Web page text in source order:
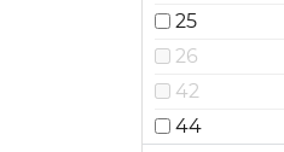
25
26
42
44